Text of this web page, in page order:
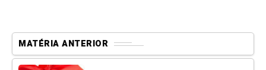
MATÉRIA ANTERIOR